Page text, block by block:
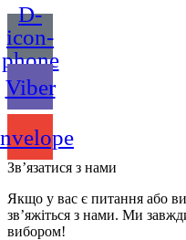
D-
icon-
phone
Viber
Зв’язатися з нами
Якщо у вас є питання або ви
зв’яжіться з нами. Ми
вибором!